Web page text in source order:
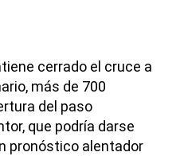
cerrado el cruce a
más de 700
del paso
que podría darse
pronóstico alentador